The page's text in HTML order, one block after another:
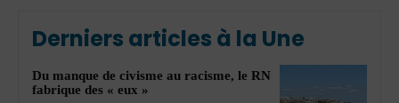
Derniers articles à la Une
Du manque de civisme au racisme, le RN
fabrique des « eux »